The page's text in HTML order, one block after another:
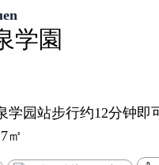
学園
学园站步行约12分钟即
㎡